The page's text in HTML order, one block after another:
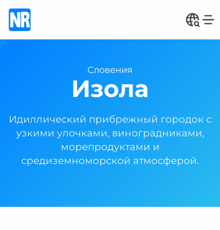
Словения
Изола
Идиллический прибрежный городок с
узкими улочками, виноградниками,
морепродуктами и
средиземноморской атмосферой.